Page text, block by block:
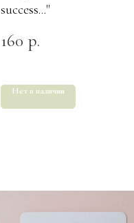
success..."
160 р.
Нет в наличии